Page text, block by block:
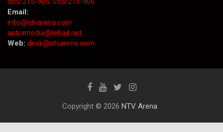
Email:
info@ntvarena.com
astramedia@telrad.net
Web: desk@ntvarena.com
Copyright © 2026 NTV Arena